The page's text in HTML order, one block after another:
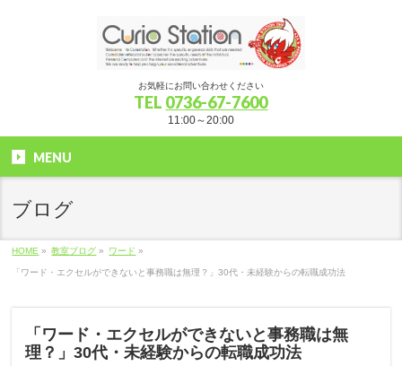
お気軽にお問い合わせください
TEL 0736-67-7600
11:00～20:00
MENU
ブログ
HOME » 教室ブログ » ワード »
「ワード・エクセルができないと事務職は無理？」30代・未経験からの転職成功法
「ワード・エクセルができないと事務職は無
理？」30代・未経験からの転職成功法